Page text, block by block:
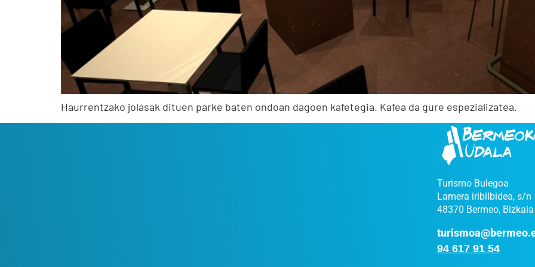
Haurrentzako jolasak dituen parke baten ondoan dagoen kafetegia. Kafea da gure espezializatea.
Turismo Bulegoa
Lamera iribilbidea, s/n
48370 Bermeo, Bizkaia
94 617 91 54